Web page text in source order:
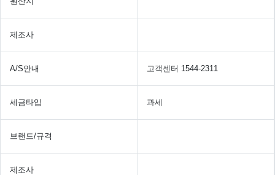
제조사
A/S안내 고객센터 1544-2311
세금타입 과세
브랜드/규격
제조사